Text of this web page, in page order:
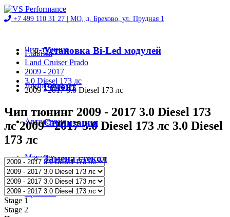
+7 499 110 31 27 | МО, д. Брехово, ул. Прудная 1
Чип-тюнинг
Диностенд
Автосервис
Магазин
Проекты
Установка Bi-Led модулей
Ремонт
Стилизация
Замена стекол
Главная
Land Cruiser Prado
2009 - 2017
3.0 Diesel 173 лс
2009 - 2017 3.0 Diesel 173 лс
Чип тюнинг 2009 - 2017 3.0 Diesel 173
лс 2009 - 2017 3.0 Diesel 173 лс 3.0 Diesel
173 лс
Stage 1
Stage 2